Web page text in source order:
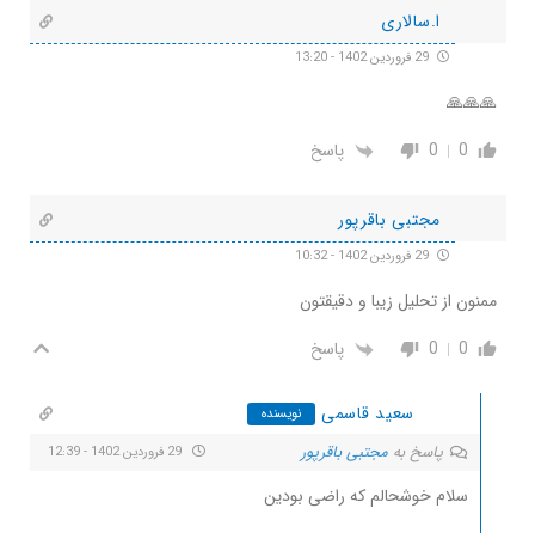
ا.سالاری
🙏🙏🙏
0
0 پاسخ
مجتبی باقرپور
ممنون از تحلیل زیبا و دقیقتون
0
0 پاسخ
سعید قاسمی نویسنده
پاسخ به مجتبی باقرپور
سلام خوشحالم که راضی بودین